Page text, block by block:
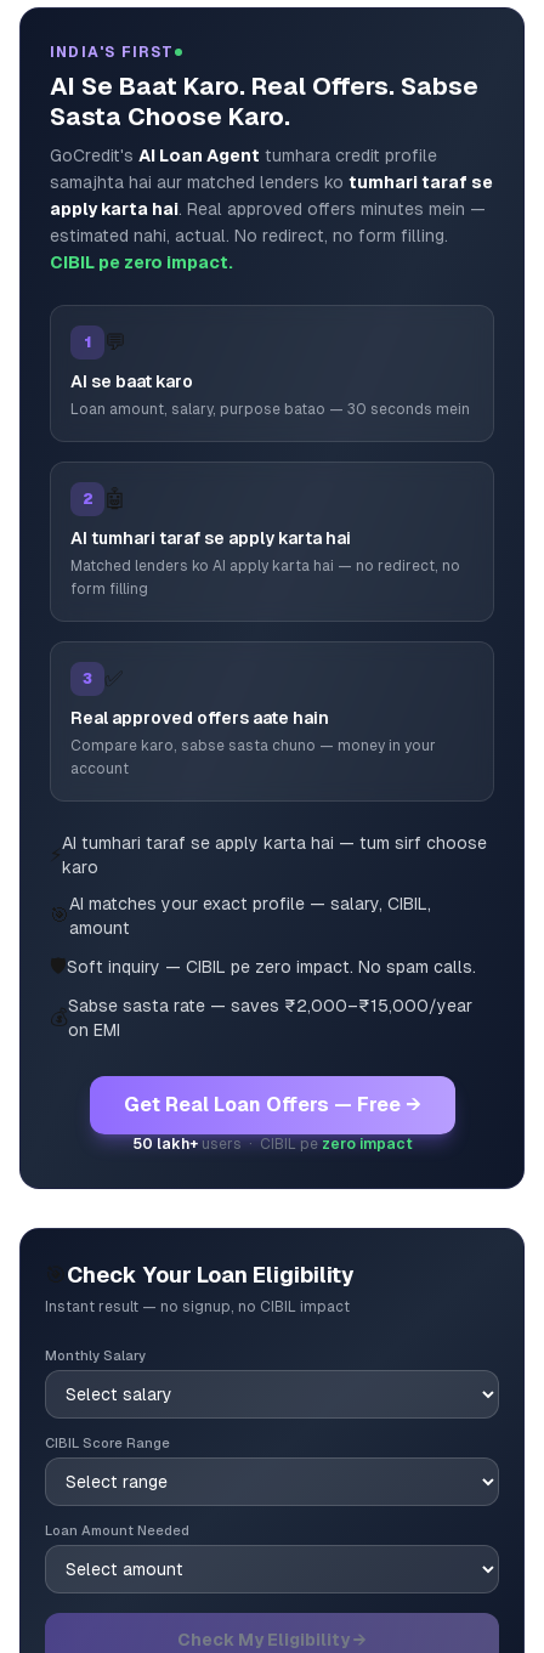
INDIA'S FIRST
AI Se Baat Karo. Real Offers. Sabse
Sasta Choose Karo.
GoCredit's AI Loan Agent tumhara credit profile
samajhta hai aur matched lenders ko tumhari taraf se
apply karta hai. Real approved offers minutes mein —
estimated nahi, actual. No redirect, no form filling.
CIBIL pe zero impact.
1 💬
AI se baat karo
Loan amount, salary, purpose batao — 30 seconds mein
2 🤖
AI tumhari taraf se apply karta hai
Matched lenders ko AI apply karta hai — no redirect, no
form filling
3 ✅
Real approved offers aate hain
Compare karo, sabse sasta chuno — money in your
account
⚡AI tumhari taraf se apply karta hai — tum sirf choose
karo
🎯AI matches your exact profile — salary, CIBIL,
amount
🛡️Soft inquiry — CIBIL pe zero impact. No spam calls.
💰Sabse sasta rate — saves ₹2,000–₹15,000/year
on EMI
Get Real Loan Offers — Free →
50 lakh+users · CIBIL pezero impact
Check Your Loan Eligibility
Instant result — no signup, no CIBIL impact
Monthly Salary
CIBIL Score Range
Loan Amount Needed
Check My Eligibility →